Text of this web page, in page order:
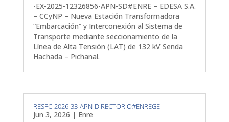
-EX-2025-12326856-APN-SD#ENRE – EDESA S.A.
– CCyNP – Nueva Estación Transformadora
“Embarcación” y Interconexión al Sistema de
Transporte mediante seccionamiento de la
Línea de Alta Tensión (LAT) de 132 kV Senda
Hachada – Pichanal.
RESFC-2026-33-APN-DIRECTORIO#ENREGE
Jun 3, 2026 | Enre